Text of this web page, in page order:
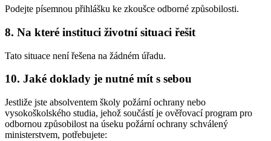
Podejte písemnou přihlášku ke zkoušce odborné způsobilosti.
8. Na které instituci životní situaci řešit
Tato situace není řešena na žádném úřadu.
10. Jaké doklady je nutné mít s sebou
Jestliže jste absolventem školy požární ochrany nebo
vysokoškolského studia, jehož součástí je ověřovací program pro
odbornou způsobilost na úseku požární ochrany schválený
ministerstvem, potřebujete: